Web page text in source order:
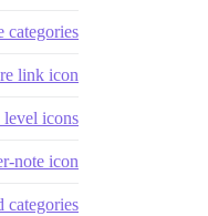
categories
link icon
icons?
note icon?
categories